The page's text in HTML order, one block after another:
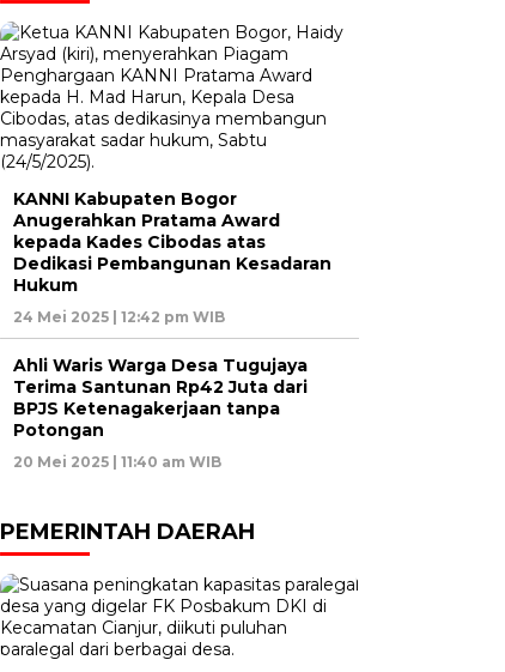
KANNI Kabupaten Bogor
Anugerahkan Pratama Award
kepada Kades Cibodas atas
Dedikasi Pembangunan Kesadaran
Hukum
24 Mei 2025 | 12:42 pm WIB
Ahli Waris Warga Desa Tugujaya
Terima Santunan Rp42 Juta dari
BPJS Ketenagakerjaan tanpa
Potongan
20 Mei 2025 | 11:40 am WIB
PEMERINTAH DAERAH